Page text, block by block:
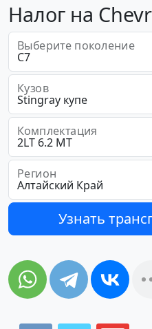
Налог на
Выберите поколение
Кузов
Комплектация
Регион